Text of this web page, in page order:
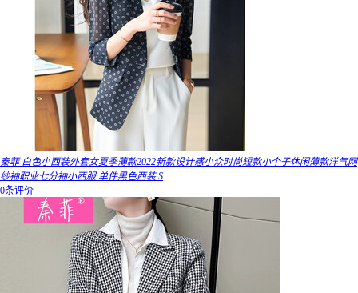
秦菲 白色小西装外套女夏季薄款2022新款设计感小众时尚短款小个子休闲薄款洋气网
纱袖职业七分袖小西服 单件黑色西装 S
0条评价